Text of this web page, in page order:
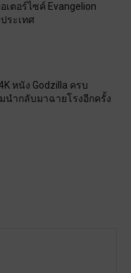
เตอร์ไซค์ Evangelion
ระเทศ
หนัง Godzilla ครบ
นำกลับมาฉายโรงอีกครั้ง